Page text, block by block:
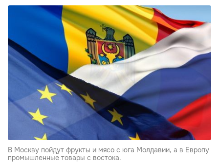
В Москву пойдут фрукты и мясо с юга Молдавии, а в Европу
промышленные товары с востока.